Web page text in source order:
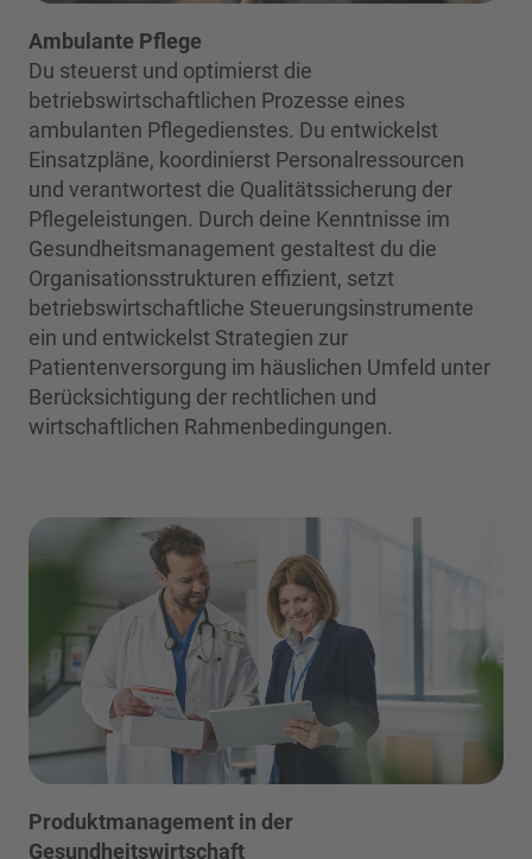
Ambulante Pflege
Du steuerst und optimierst die
betriebswirtschaftlichen Prozesse eines
ambulanten Pflegedienstes. Du entwickelst
Einsatzpläne, koordinierst Personalressourcen
und verantwortest die Qualitätssicherung der
Pflegeleistungen. Durch deine Kenntnisse im
Gesundheitsmanagement gestaltest du die
Organisationsstrukturen effizient, setzt
betriebswirtschaftliche Steuerungsinstrumente
ein und entwickelst Strategien zur
Patientenversorgung im häuslichen Umfeld unter
Berücksichtigung der rechtlichen und
wirtschaftlichen Rahmenbedingungen.
Produktmanagement in der
Gesundheitswirtschaft